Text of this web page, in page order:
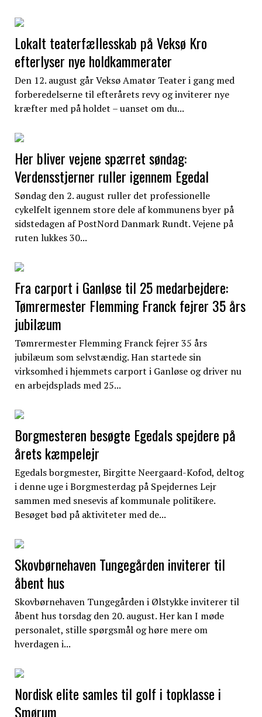
Lokalt teaterfællesskab på Veksø Kro
efterlyser nye holdkammerater
Den 12. august går Veksø Amatør Teater i gang med
forberedelserne til efterårets revy og inviterer nye
kræfter med på holdet – uanset om du...
Her bliver vejene spærret søndag:
Verdensstjerner ruller igennem Egedal
Søndag den 2. august ruller det professionelle
cykelfelt igennem store dele af kommunens byer på
sidstedagen af PostNord Danmark Rundt. Vejene på
ruten lukkes 30...
Fra carport i Ganløse til 25 medarbejdere:
Tømrermester Flemming Franck fejrer 35 års
jubilæum
Tømrermester Flemming Franck fejrer 35 års
jubilæum som selvstændig. Han startede sin
virksomhed i hjemmets carport i Ganløse og driver nu
en arbejdsplads med 25...
Borgmesteren besøgte Egedals spejdere på
årets kæmpelejr
Egedals borgmester, Birgitte Neergaard-Kofod, deltog
i denne uge i Borgmesterdag på Spejdernes Lejr
sammen med snesevis af kommunale politikere.
Besøget bød på aktiviteter med de...
Skovbørnehaven Tungegården inviterer til
åbent hus
Skovbørnehaven Tungegården i Ølstykke inviterer til
åbent hus torsdag den 20. august. Her kan I møde
personalet, stille spørgsmål og høre mere om
hverdagen i...
Nordisk elite samles til golf i topklasse i
Smørum